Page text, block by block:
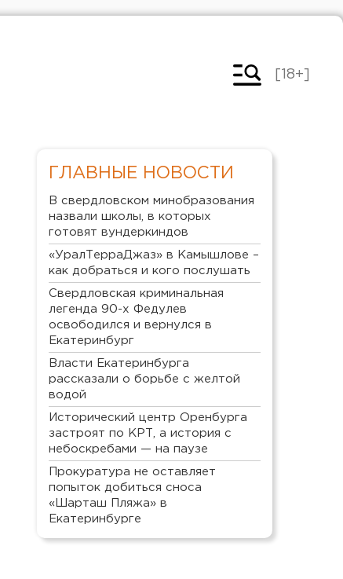
[18+]
ГЛАВНЫЕ НОВОСТИ
В свердловском минобразования
назвали школы, в которых
готовят вундеркиндов
«УралТерраДжаз» в Камышлове –
как добраться и кого послушать
Свердловская криминальная
легенда 90-х Федулев
освободился и вернулся в
Екатеринбург
Власти Екатеринбурга
рассказали о борьбе с желтой
водой
Исторический центр Оренбурга
застроят по КРТ, а история с
небоскребами — на паузе
Прокуратура не оставляет
попыток добиться сноса
«Шарташ Пляжа» в
Екатеринбурге